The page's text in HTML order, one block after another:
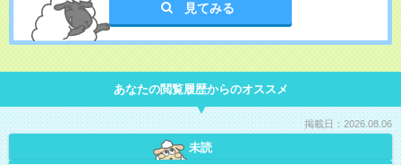
見てみる
あなたの閲覧履歴からのオススメ
掲載日：2026.08.06
未読